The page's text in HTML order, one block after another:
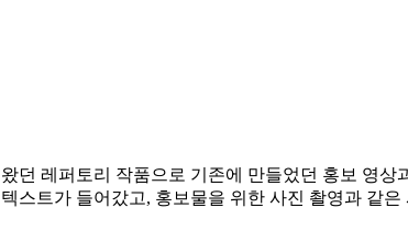
던 레퍼토리 작품으로 기존에 만들었던 홍보 영
스트가 들어갔고, 홍보물을 위한 사진 촬영과 같